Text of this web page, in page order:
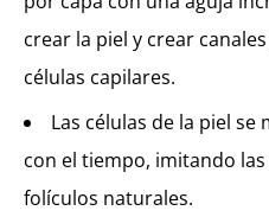
crear la piel y crear
células capilares.
Las células de la piel
con el tiempo, imitando
folículos naturales.